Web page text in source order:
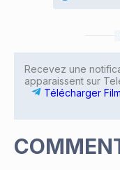
Recevez une
apparaissent sur
Télécharger